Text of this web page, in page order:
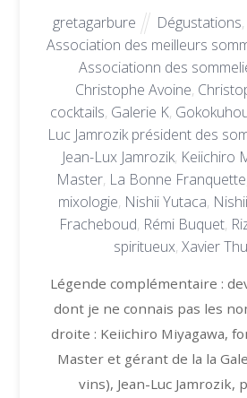
gretagarbure Dégustations,
Association des meilleurs
Associationn des
Christophe Avoine,
cocktails, Galerie K,
Luc Jamrozik président des
Jean-Lux Jamrozik, Keiichiro
Master, La Bonne Franquette
mixologie, Nishii Yutaca,
Fracheboud, Rémi Buquet,
spiritueux,Xavier
Légende complémentaire :
dont je ne connais pas les
droite : Keiichiro Miyagawa,
Master et gérant de la la
vins), Jean-Luc Jamrozik,